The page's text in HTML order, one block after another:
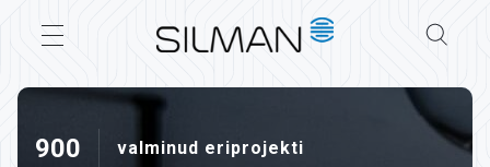
900 valminud eriprojekti